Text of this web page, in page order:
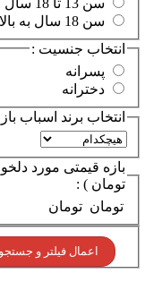
انتخاب جنسیت :
انتخاب برند اسباب بازی :
بازه قیمتی مورد دلخواه (
تومان ) :
تومان تومان
اعمال فیلتر و جستجو >